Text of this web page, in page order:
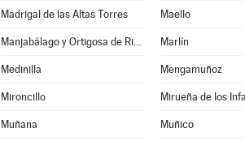
Madrigal de las Altas Torres Maello
Manjabálago y Ortigosa de Rioalmar Marlín
Medinilla Mengamuñoz
Mironcillo Mirueña de los
Muñana Muñico